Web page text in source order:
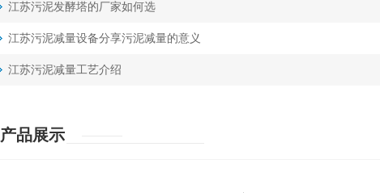
江苏污泥发酵塔的厂家如何选
江苏污泥减量设备分享污泥减量的意义
江苏污泥减量工艺介绍
产品展示